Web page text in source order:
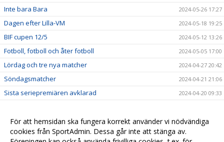
Inte bara Bara 2024-05-26 17:27
Dagen efter Lilla-VM 2024-05-18 19:25
BIF cupen 12/5 2024-05-12 13:26
Fotboll, fotboll och åter fotboll 2024-05-05 17:00
Lördag och tre nya matcher 2024-04-27 20:42
Söndagsmatcher 2024-04-21 21:06
Sista seriepremiären avklarad 2024-04-20 09:33
Seriepremiär 2024-04-14 16:35
Träning under Påsken 2024-03-25 13:22
För att hemsidan ska fungera korrekt använder vi nödvändiga
cookies från SportAdmin. Dessa går inte att stänga av.